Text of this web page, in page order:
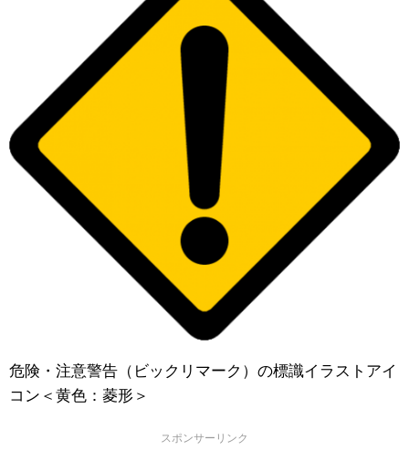
危険・注意警告（ビックリマーク）の標識イラストアイ
コン＜黄色：菱形＞
スポンサーリンク